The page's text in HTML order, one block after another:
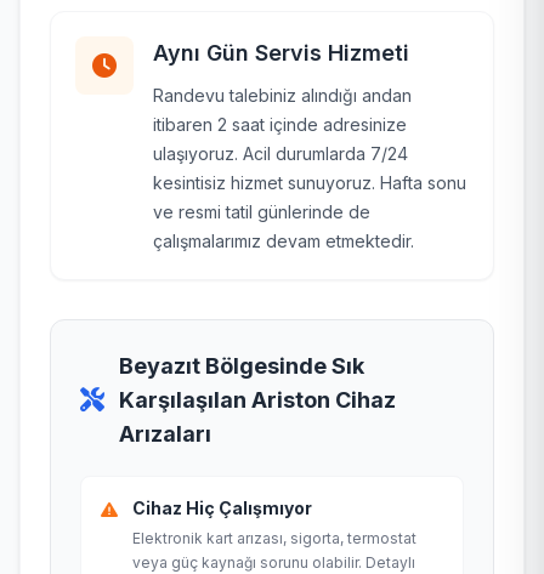
Aynı Gün Servis Hizmeti
Randevu talebiniz alındığı andan
itibaren 2 saat içinde adresinize
ulaşıyoruz. Acil durumlarda 7/24
kesintisiz hizmet sunuyoruz. Hafta sonu
ve resmi tatil günlerinde de
çalışmalarımız devam etmektedir.
Beyazıt Bölgesinde Sık
Karşılaşılan Ariston Cihaz
Arızaları
Cihaz Hiç Çalışmıyor
Elektronik kart arızası, sigorta, termostat
veya güç kaynağı sorunu olabilir. Detaylı